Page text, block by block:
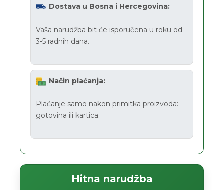
Dostava u Bosna i Hercegovina:
Vaša narudžba bit će isporučena u roku od
3-5 radnih dana.
Način plaćanja:
Plaćanje samo nakon primitka proizvoda:
gotovina ili kartica.
Hitna narudžba